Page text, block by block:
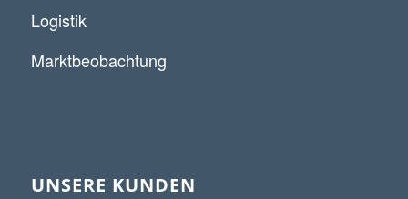
Logistik
Marktbeobachtung
UNSERE KUNDEN